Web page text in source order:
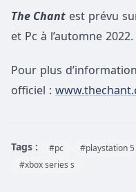
The Chant est prévu
et Pc à l’automne 2022.
Pour plus
officiel :
Tags : #pc #playstation 5
#xbox series s